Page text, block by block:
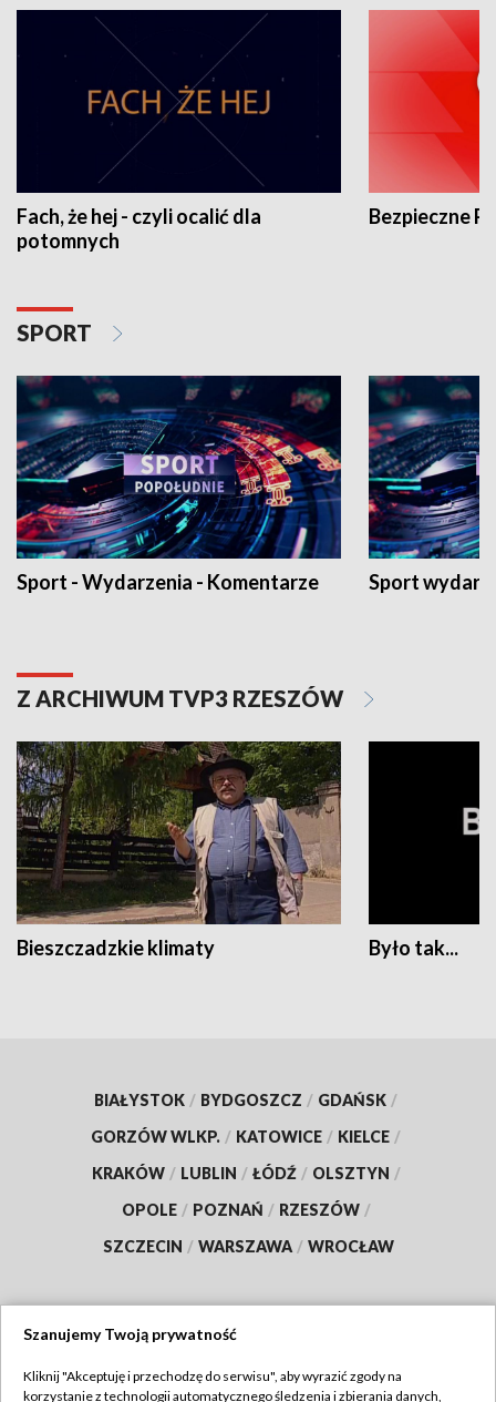
Fach, że hej - czyli ocalić dla
potomnych
Bezpieczne
SPORT
Sport - Wydarzenia - Komentarze Sport
Z ARCHIWUM TVP3 RZESZÓW
Bieszczadzkie klimaty Było tak...
BIAŁYSTOK / BYDGOSZCZ / GDAŃSK /
GORZÓW WLKP. / KATOWICE / KIELCE /
KRAKÓW / LUBLIN / ŁÓDŹ / OLSZTYN /
OPOLE / POZNAŃ / RZESZÓW /
SZCZECIN / WARSZAWA / WROCŁAW
Szanujemy Twoją prywatność
Kliknij "Akceptuję i przechodzę do serwisu", aby wyrazić zgody na
korzystanie z technologii automatycznego śledzenia i zbierania danych,